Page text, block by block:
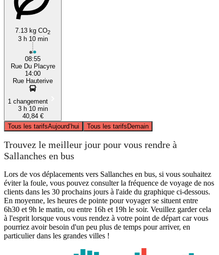
7.13 kg CO2
3 h 10 min
08:55
Rue Du Placyre
14:00
Rue Hauterive
1 changement
3 h 10 min
40,84 €
Tous les tarifsAujourd’hui Tous les tarifsDemain
Trouvez le meilleur jour pour vous rendre à
Sallanches en bus
Lors de vos déplacements vers Sallanches en bus, si vous souhaitez
éviter la foule, vous pouvez consulter la fréquence de voyage de nos
clients dans les 30 prochains jours à l'aide du graphique ci-dessous.
En moyenne, les heures de pointe pour voyager se situent entre
6h30 et 9h le matin, ou entre 16h et 19h le soir. Veuillez garder cela
à l'esprit lorsque vous vous rendez à votre point de départ car vous
pourriez avoir besoin d'un peu plus de temps pour arriver, en
particulier dans les grandes villes !